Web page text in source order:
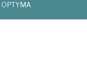
OPTYMA